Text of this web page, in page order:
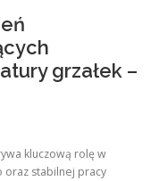
grzałek –
kluczową rolę w
oraz stabilnej pracy